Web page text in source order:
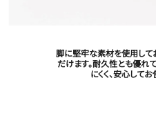
脚に堅牢な素材を使用して
だけます。耐久性とも優れ
にくく、安心して